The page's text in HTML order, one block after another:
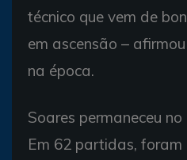
técnico que vem de
em ascensão –
na época.
Soares permaneceu
Em 62 partidas, foram